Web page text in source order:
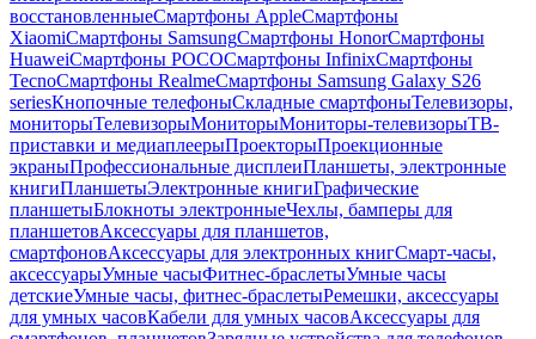
восстановленныеСмартфоны AppleСмартфоны
XiaomiСмартфоны SamsungСмартфоны HonorСмартфоны
HuaweiСмартфоны POCOСмартфоны InfinixСмартфоны
TecnoСмартфоны RealmeСмартфоны Samsung Galaxy S26
seriesКнопочные телефоныСкладные смартфоныТелевизоры,
мониторыТелевизорыМониторыМониторы-телевизорыТВ-
приставки и медиаплеерыПроекторыПроекционные
экраныПрофессиональные дисплеиПланшеты, электронные
книгиПланшетыЭлектронные книгиГрафические
планшетыБлокноты электронныеЧехлы, бамперы для
планшетовАксессуары для планшетов,
смартфоновАксессуары для электронных книгСмарт-часы,
аксессуарыУмные часыФитнес-браслетыУмные часы
детскиеУмные часы, фитнес-браслетыРемешки, аксессуары
для умных часовКабели для умных часовАксессуары для